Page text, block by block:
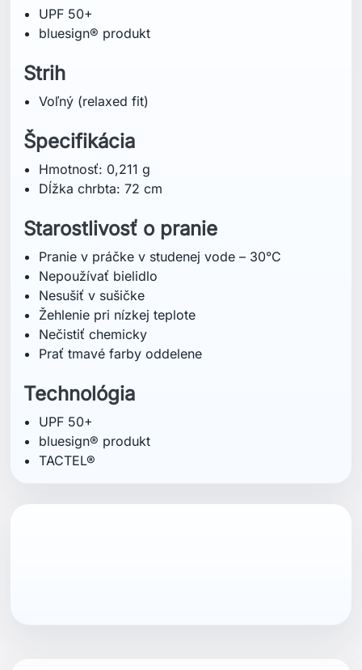
UPF 50+
bluesign® produkt
Strih
Voľný (relaxed fit)
Špecifikácia
Hmotnosť: 0,211 g
Dĺžka chrbta: 72 cm
Starostlivosť o pranie
Pranie v práčke v studenej vode – 30°C
Nepoužívať bielidlo
Nesušiť v sušičke
Žehlenie pri nízkej teplote
Nečistiť chemicky
Prať tmavé farby oddelene
Technológia
UPF 50+
bluesign® produkt
TACTEL®